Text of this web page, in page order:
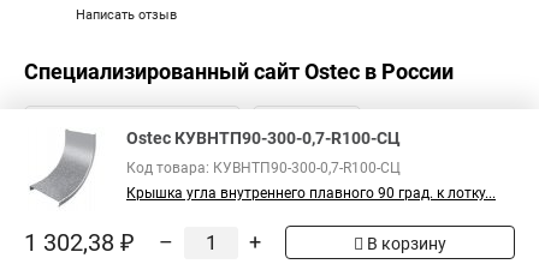
Написать отзыв
Специализированный сайтOstec в России
Ostec КУВНТП90-300-0,7-R100-СЦ
Код товара: КУВНТП90-300-0,7-R100-СЦ
Крышка угла внутреннего плавного 90 град. к лотку...
1 302,38 ₽ – + В корзину